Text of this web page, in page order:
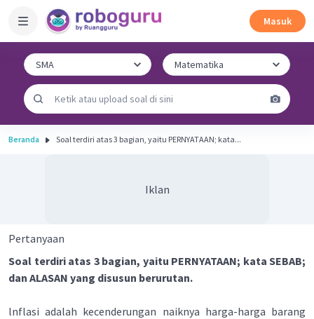
Masuk
Beranda Soal terdiri atas 3 bagian, yaitu PERNYATAAN; kata...
Iklan
Pertanyaan
Soal terdiri atas 3 bagian, yaitu PERNYATAAN; kata SEBAB;
dan ALASAN yang disusun berurutan.
lnflasi adalah kecenderungan naiknya harga-harga barang